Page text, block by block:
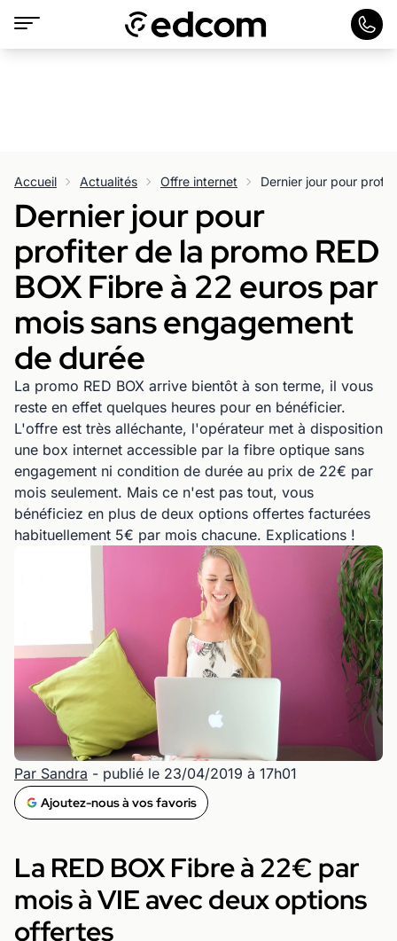
Accueil Actualités Offre internet
Dernier jour pour
profiter de la promo RED
BOX Fibre à 22 euros par
mois sans engagement
de durée
La promo RED BOX arrive bientôt à son terme, il vous
reste en effet quelques heures pour en bénéficier.
L'offre est très alléchante, l'opérateur met à disposition
une box internet accessible par la fibre optique sans
engagement ni condition de durée au prix de 22€ par
mois seulement. Mais ce n'est pas tout, vous
bénéficiez en plus de deux options offertes facturées
habituellement 5€ par mois chacune. Explications !
Par Sandra - publié le 23/04/2019 à 17h01
Ajoutez-nous à vos favoris
La RED BOX Fibre à 22€ par
mois à VIE avec deux options
offertes